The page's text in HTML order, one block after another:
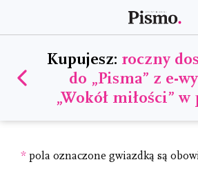
Kupujesz: roczny
do „Pisma” z e-
„Wokół miłości”
* pola oznaczone gwiazdką są